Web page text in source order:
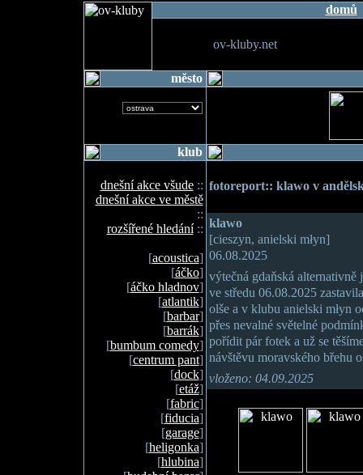
domů
ov-kluby.net
město
klub
dnešní akce všude::
dnešní akce ve městě
::
rozšířené hledání::
[acoustica]
[áčko]
[áčko hladnov]
[atlantik]
[barbar]
[barrák]
[bumbum comedy]
[centrum pant]
[dock]
[etáž]
[fabric]
[fiducia]
[garage]
[heligonka]
[hlubina]
fotoreport:: klawo v
klawo
[cieszyn, anielski młyn]
06.08.2025
výtečná gdaňská alternativně
ve středu 06.08.2025
olše a v klubu anielski młyn
přes nevalné světelné
pořídit pár fotek a už se
návštěvu moravského břehu
vloženo: 04.09.2025